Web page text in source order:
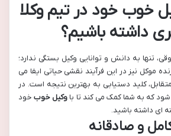
خوب خود درتیم وکلا
داشته باشیم؟
تنها به دانش و توانایی وکیل بستگی ندارد؛
موکل نیز در این فرآیند نقشی حیاتی ایفا می
کلید دستیابی به بهترین نتیجه است. در
شود که به شما کمک می کند تا با وکیل خوبخود
ای داشته باشید.
و صادقانه